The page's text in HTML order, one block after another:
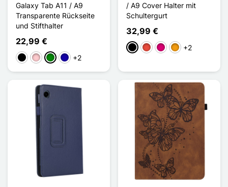
Galaxy Tab A11 / A9
Transparente Rückseite
und Stifthalter
22,99 €
Schwarz
PinkGrünDunkelblau
+2
/ A9 Cover Halter mit
Schultergurt
32,99 €
Schwarz
Rot Magenta
Orange
+2